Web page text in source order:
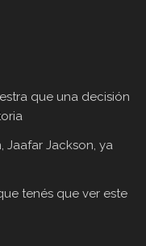
que una decisión
Jaafar Jackson, ya
tenés que ver este